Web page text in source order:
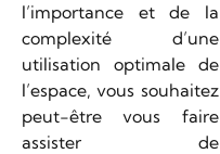
l’importance et de la
complexité d’une
utilisation optimale de
l’espace, vous souhaitez
peut-être vous faire
assister de